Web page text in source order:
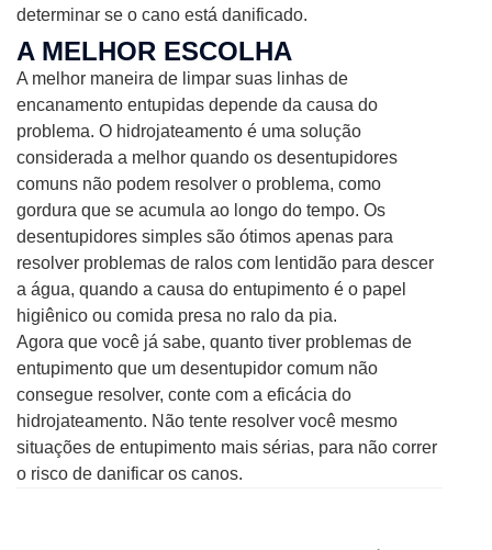
determinar se o cano está danificado.
A MELHOR ESCOLHA
A melhor maneira de limpar suas linhas de
encanamento entupidas depende da causa do
problema. O hidrojateamento é uma solução
considerada a melhor quando os desentupidores
comuns não podem resolver o problema, como
gordura que se acumula ao longo do tempo. Os
desentupidores simples são ótimos apenas para
resolver problemas de ralos com lentidão para descer
a água, quando a causa do entupimento é o papel
higiênico ou comida presa no ralo da pia.
Agora que você já sabe, quanto tiver problemas de
entupimento que um desentupidor comum não
consegue resolver, conte com a eficácia do
hidrojateamento. Não tente resolver você mesmo
situações de entupimento mais sérias, para não correr
o risco de danificar os canos.